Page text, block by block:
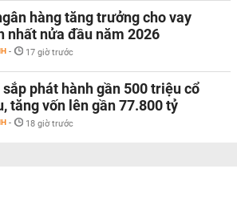
hàng tăng trưởng cho vay
nhất nửa đầu năm 2026
- 17 giờ trước
sắp phát hành gần 500 triệu cổ
tăng vốn lên gần 77.800 tỷ
- 18 giờ trước